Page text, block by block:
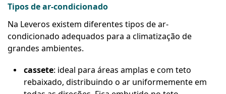
Tipos de ar-condicionado
Na Leveros existem diferentes tipos de ar-
condicionado adequados para a climatização de
grandes ambientes.
cassete: ideal para áreas amplas e com teto
rebaixado, distribuindo o ar uniformemente em